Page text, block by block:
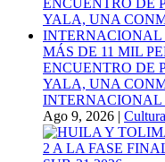
MÁS DE 11 MIL
ENCUENTRO DE
YALA, UNA
INTERNACIONAL
Ago 9, 2026 |